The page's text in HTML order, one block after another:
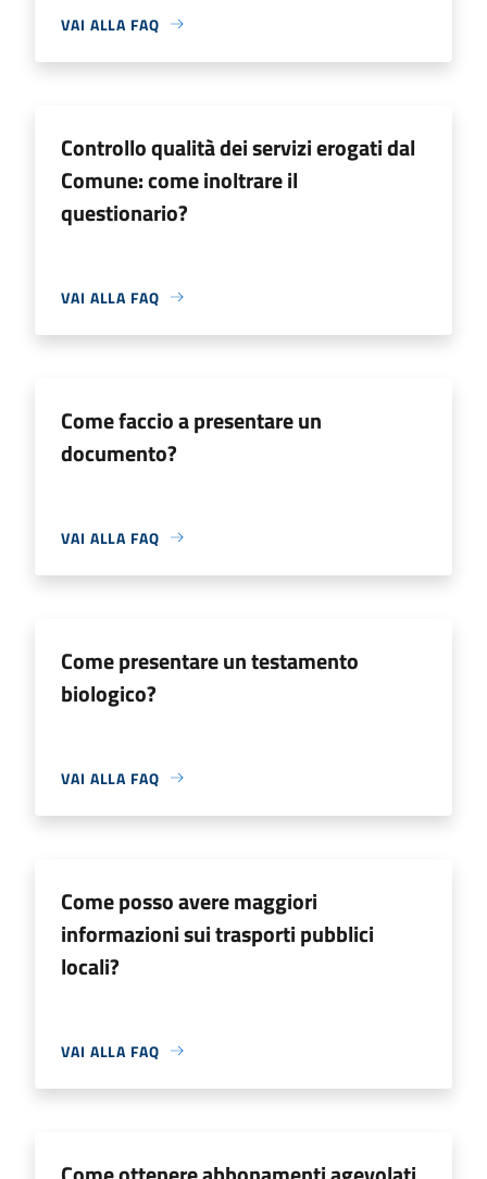
VAI ALLA FAQ
Controllo qualità dei servizi erogati dal
Comune: come inoltrare il
questionario?
VAI ALLA FAQ
Come faccio a presentare un
documento?
VAI ALLA FAQ
Come presentare un testamento
biologico?
VAI ALLA FAQ
Come posso avere maggiori
informazioni sui trasporti pubblici
locali?
VAI ALLA FAQ